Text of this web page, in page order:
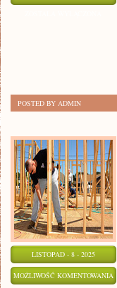
POSTED BY ADMIN
LISTOPAD - 8 - 2025
MOŻLIWOŚĆ KOMENTOWANIA